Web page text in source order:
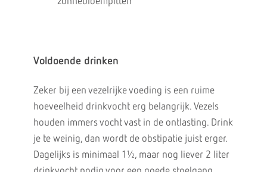
Voldoende drinken
Zeker bij een vezelrijke voeding is een ruime
hoeveelheid drinkvocht erg belangrijk. Vezels
houden immers vocht vast in de ontlasting. Drink
je te weinig, dan wordt de obstipatie juist erger.
Dagelijks is minimaal 1½, maar nog liever 2 liter